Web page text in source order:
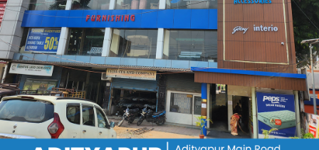
कार्तिक मुंडा की मौत, परिजनों का टीएमएच में हंगामा,
अपराधियों में ख़ौफ़…
ByBalram Panda
Published on: July 12, 2024